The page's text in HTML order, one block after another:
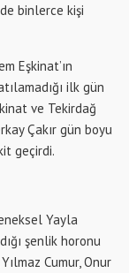
binlerce kişi
Eşkinat’ın
ilk gün
ve Tekirdağ
Çakır gün boyu
geçirdi.
Yayla
şenlik horonu
Cumur, Onur